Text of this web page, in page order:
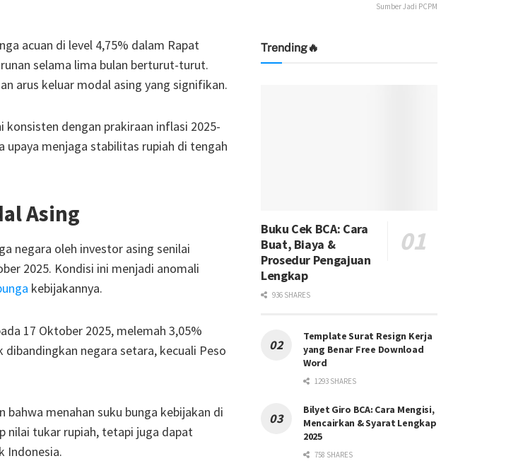
Sumber Jadi PCPM
acuan di level 4,75% dalam Rapat
selama lima bulan berturut-turut.
arus keluar modal asing yang signifikan.
konsisten dengan prakiraan inflasi 2025-
upaya menjaga stabilitas rupiah di tengah
Asing
negara oleh investor asing senilai
2025. Kondisi ini menjadi anomali
kebijakannya.
17 Oktober 2025, melemah 3,05%
negara setara, kecuali Peso
menahan suku bunga kebijakan di
nilai tukar rupiah, tetapi juga dapat
Indonesia.
Trending🔥
Buku Cek BCA: Cara
Buat, Biaya &
Prosedur Pengajuan
Lengkap
936 SHARES
Template Surat Resign Kerja
yang Benar Free Download
Word
1293 SHARES
Bilyet Giro BCA: Cara Mengisi,
Mencairkan & Syarat Lengkap
2025
758 SHARES